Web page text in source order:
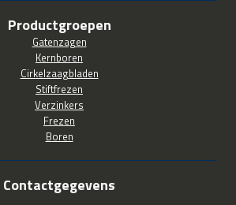
Productgroepen
Gatenzagen
Kernboren
Cirkelzaagbladen
Stiftfrezen
Verzinkers
Frezen
Boren
Contactgegevens